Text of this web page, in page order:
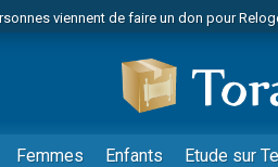
viennent de faire un don pour
viennent de demander une bénédiction
viennent de nous rejoindre sur WhatsApp
49 places pour étudier en groupe sur
Femmes Enfants Etude sur